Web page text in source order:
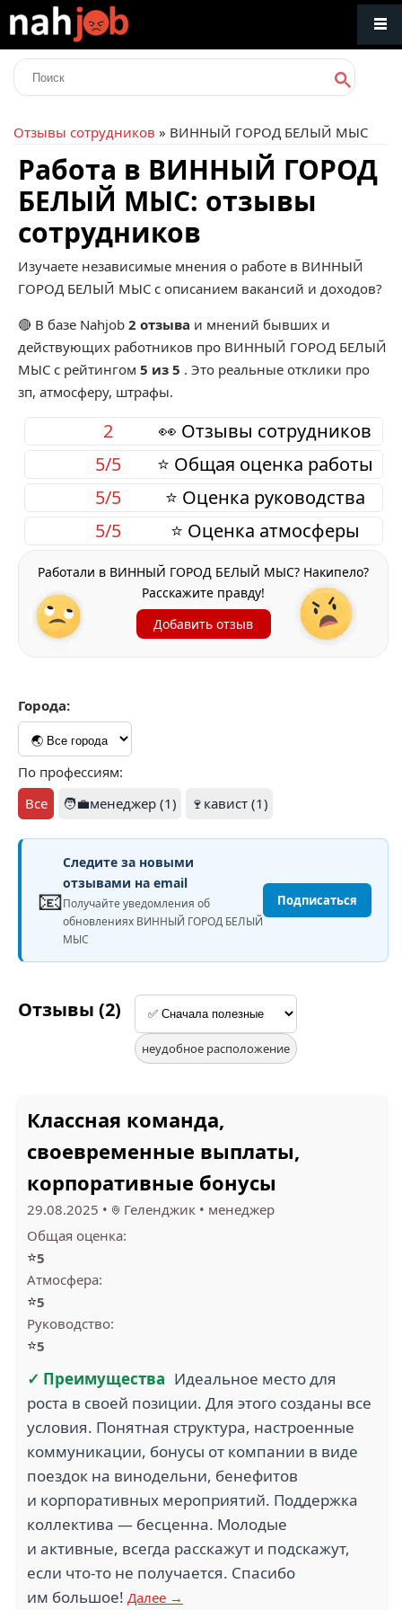
Отзывы сотрудников » ВИННЫЙ ГОРОД БЕЛЫЙ МЫС
Работа в ВИННЫЙ ГОРОД
БЕЛЫЙ МЫС: отзывы
сотрудников
Изучаете независимые мнения о работе в ВИННЫЙ
ГОРОД БЕЛЫЙ МЫС с описанием вакансий и доходов?
🔴 В базе Nahjob 2 отзыва и мнений бывших и
действующих работников про ВИННЫЙ ГОРОД БЕЛЫЙ
МЫС с рейтингом 5 из 5 . Это реальные отклики про
зп, атмосферу, штрафы.
👀 Отзывы сотрудников
2
⭐ Общая оценка работы
5/5
⭐ Оценка руководства
5/5
⭐ Оценка атмосферы
5/5
Работали в ВИННЫЙ ГОРОД БЕЛЫЙ МЫС? Накипело?
Расскажите правду!
Добавить отзыв
Города:
По профессиям:
Все
🧑‍💼менеджер (1) 🍷кавист (1)
📧
Следите за новыми
отзывами на email
Получайте уведомления об
обновлениях ВИННЫЙ ГОРОД БЕЛЫЙ
МЫС
Подписаться
Отзывы (2)
неудобное расположение
Классная команда,
своевременные выплаты,
корпоративные бонусы
29.08.2025 • Геленджик • менеджер
Общая оценка:
⭐5
Атмосфера:
⭐5
Руководство:
⭐5
✓ Преимущества Идеальное место для
роста в своей позиции. Для этого созданы все
условия. Понятная структура, настроенные
коммуникации, бонусы от компании в виде
поездок на винодельни, бенефитов
и корпоративных мероприятий. Поддержка
коллектива — бесценна. Молодые
и активные, всегда расскажут и подскажут,
если что-то не получается. Спасибо
им большое! Далее →